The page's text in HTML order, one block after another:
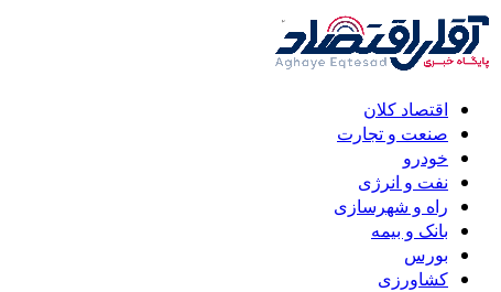
اقتصاد کلان
صنعت و تجارت
خودرو
نفت و انرژی
راه و شهرسازی
بانک و بیمه
بورس
کشاورزی